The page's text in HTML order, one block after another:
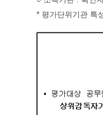
* 평가단위기관 특